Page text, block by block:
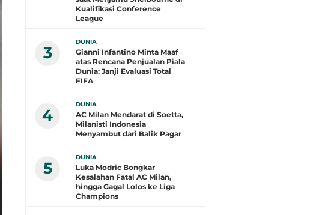
Kualifikasi Conference
League
3
DUNIA
Gianni Infantino Minta Maaf
atas Rencana Penjualan Piala
Dunia: Janji Evaluasi Total
FIFA
4
DUNIA
AC Milan Mendarat di Soetta,
Milanisti Indonesia
Menyambut dari Balik Pagar
5
DUNIA
Luka Modric Bongkar
Kesalahan Fatal AC Milan,
hingga Gagal Lolos ke Liga
Champions